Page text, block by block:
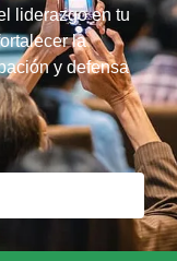
liderazgo en tu
la
y defensa